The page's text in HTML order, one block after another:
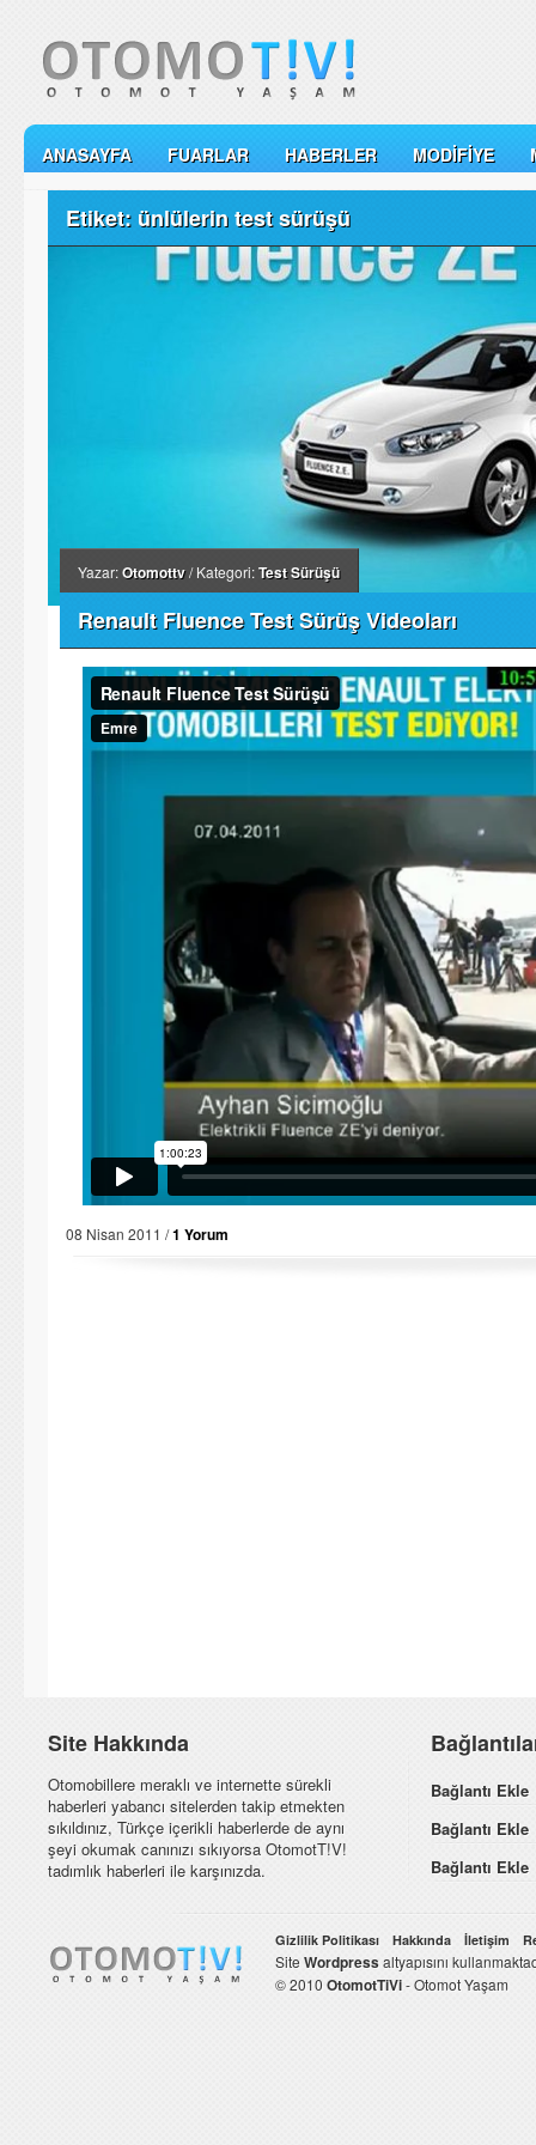
ANASAYFA FUARLAR HABERLER MODIFIYE
Etiket: ünlülerin test sürüşü
Yazar:Otomottv/ Kategori:Test Sürüşü
Renault Fluence Test Sürüş Videoları
08 Nisan 2011 /1 Yorum
Site Hakkında
Otomobillere meraklı ve internette sürekli
haberleri yabancı sitelerden takip etmekten
sıkıldınız, Türkçe içerikli haberlerde de aynı
şeyi okumak canınızı sıkıyorsa OtomotT!V!
tadımlık haberleri ile karşınızda.
Bağlantı Ekle
Bağlantı Ekle
Bağlantı Ekle
Gizlilik Politikası Hakkında İletişim
Site Wordpressaltyapısını
© 2010 OtomotTiVi- Otomot Yaşam